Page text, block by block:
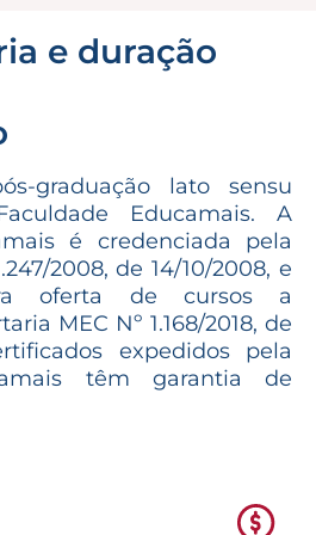
e duração
graduação lato sensu
Educamais. A
é credenciada pela
2008, de 14/10/2008, e
oferta de cursos a
MEC Nº 1.168/2018, de
expedidos pela
têm garantia de